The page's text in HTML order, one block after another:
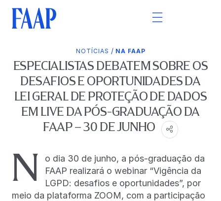
NOTÍCIAS / NA FAAP
ESPECIALISTAS DEBATEM SOBRE OS
DESAFIOS E OPORTUNIDADES DA
LEI GERAL DE PROTEÇÃO DE DADOS
EM LIVE DA PÓS-GRADUAÇÃO DA
FAAP – 30 DE JUNHO
N
o dia 30 de junho, a pós-graduação da
FAAP realizará o webinar “Vigência da
LGPD: desafios e oportunidades”, por
meio da plataforma ZOOM, com a participação